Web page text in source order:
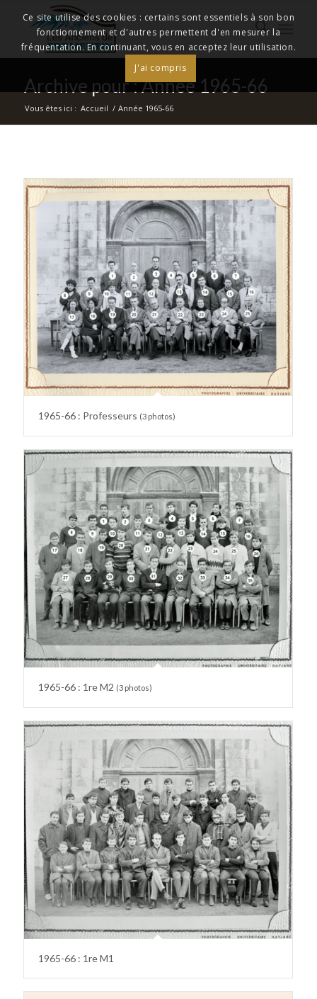
Archive pour : Année 1965-66
Vous êtes ici : Accueil / Année 1965-66
1965-66 : Professeurs (3 photos)
1965-66 : 1re M2 (3 photos)
1965-66 : 1re M1
Ce site utilise des cookies : certains sont essentiels à son bon
fonctionnement et d'autres permettent d'en mesurer la
fréquentation. En continuant, vous en acceptez leur utilisation.
J'ai compris